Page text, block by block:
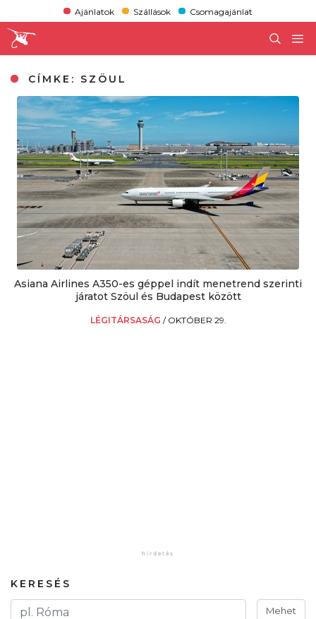
Ajánlatok Szállások Csomagajánlat
CÍMKE: SZÖUL
Asiana Airlines A350-es géppel indít menetrend szerinti
járatot Szöul és Budapest között
LÉGITÁRSASÁG / OKTÓBER 29.
KERESÉS
Mehet